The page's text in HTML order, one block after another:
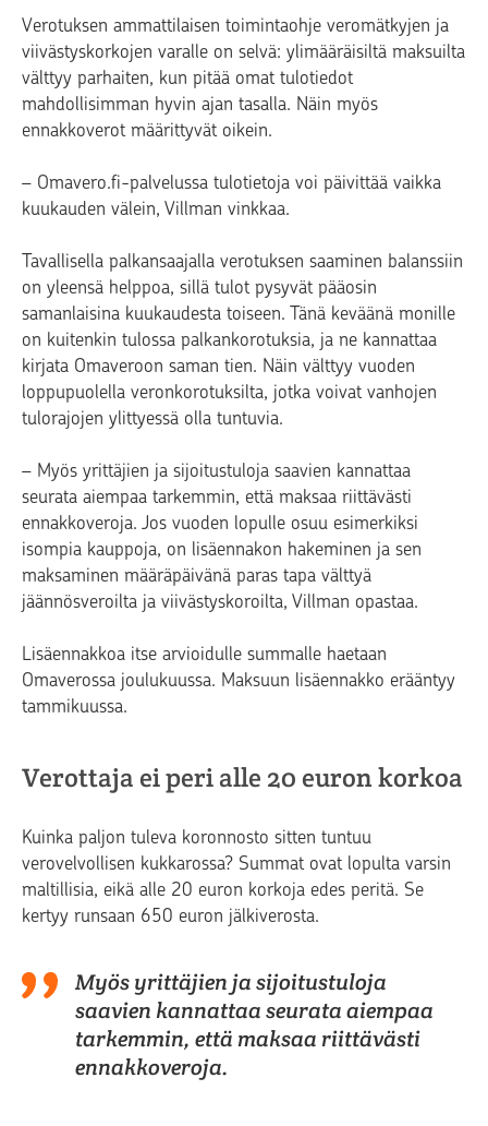
Verotuksen ammattilaisen toimintaohje veromätkyjen ja
viivästyskorkojen varalle on selvä: ylimääräisiltä maksuilta
välttyy parhaiten, kun pitää omat tulotiedot
mahdollisimman hyvin ajan tasalla. Näin myös
ennakkoverot määrittyvät oikein.
– Omavero.fi-palvelussa tulotietoja voi päivittää vaikka
kuukauden välein, Villman vinkkaa.
Tavallisella palkansaajalla verotuksen saaminen balanssiin
on yleensä helppoa, sillä tulot pysyvät pääosin
samanlaisina kuukaudesta toiseen. Tänä keväänä monille
on kuitenkin tulossa palkankorotuksia, ja ne kannattaa
kirjata Omaveroon saman tien. Näin välttyy vuoden
loppupuolella veronkorotuksilta, jotka voivat vanhojen
tulorajojen ylittyessä olla tuntuvia.
– Myös yrittäjien ja sijoitustuloja saavien kannattaa
seurata aiempaa tarkemmin, että maksaa riittävästi
ennakkoveroja. Jos vuoden lopulle osuu esimerkiksi
isompia kauppoja, on lisäennakon hakeminen ja sen
maksaminen määräpäivänä paras tapa välttyä
jäännösveroilta ja viivästyskoroilta, Villman opastaa.
Lisäennakkoa itse arvioidulle summalle haetaan
Omaverossa joulukuussa. Maksuun lisäennakko erääntyy
tammikuussa.
Verottaja ei peri alle 20 euron korkoa
Kuinka paljon tuleva koronnosto sitten tuntuu
verovelvollisen kukkarossa? Summat ovat lopulta varsin
maltillisia, eikä alle 20 euron korkoja edes peritä. Se
kertyy runsaan 650 euron jälkiverosta.
Myös yrittäjien ja sijoitustuloja
saavien kannattaa seurata aiempaa
tarkemmin, että maksaa riittävästi
ennakkoveroja.